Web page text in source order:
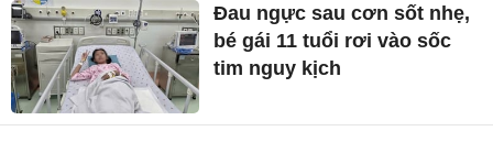
Đau ngực sau cơn sốt nhẹ,
bé gái 11 tuổi rơi vào sốc
tim nguy kịch